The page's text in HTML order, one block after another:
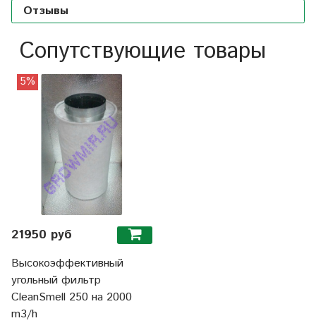
Отзывы
Сопутствующие товары
5%
21950 руб
Высокоэффективный
угольный фильтр
CleanSmell 250 на 2000
m3/h